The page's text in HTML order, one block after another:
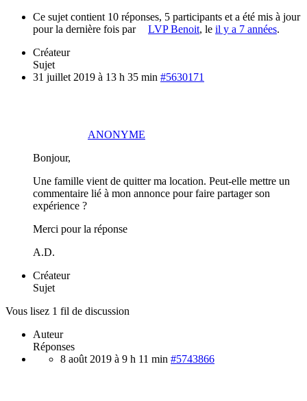
Ce sujet contient 10 réponses, 5 participants et a été mis à jour
pour la dernière fois par
LVP Benoit, le il y a 7 années.
Créateur
Sujet
31 juillet 2019 à 13 h 35 min #5630171
ANONYME
Bonjour,
Une famille vient de quitter ma location. Peut-elle mettre un
commentaire lié à mon annonce pour faire partager son
expérience ?
Merci pour la réponse
A.D.
Créateur
Sujet
Vous lisez 1 fil de discussion
Auteur
Réponses
8 août 2019 à 9 h 11 min #5743866